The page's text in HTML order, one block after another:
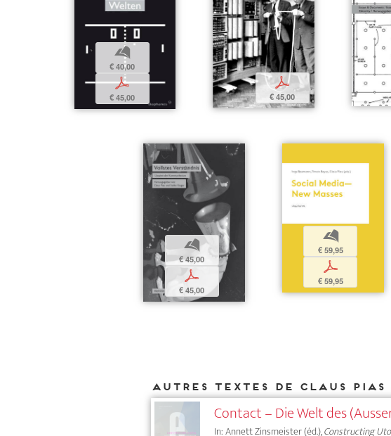
b
€ 40,00
p
€ 45,00
p
€ 45,00
b
€ 45,00
p
€ 45,00
b
€ 59,95
p
€ 59,95
Autres textes de Claus Pias
Contact – Die Welt des
In: Annett Zinsmeister (éd.),Constructing